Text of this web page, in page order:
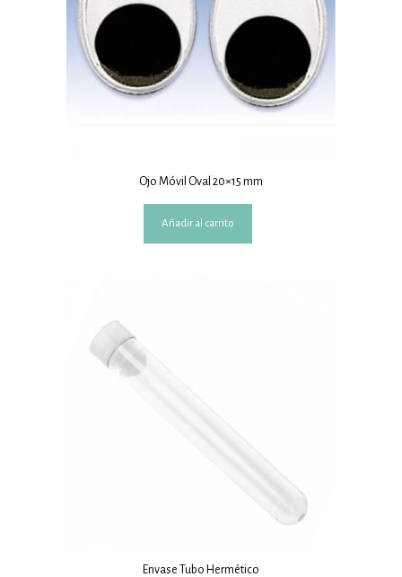
Ojo Móvil Oval 20×15 mm
Añadir al carrito
Envase Tubo Hermético